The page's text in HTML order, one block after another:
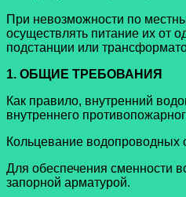
При невозможности по
осуществлять питание их от
подстанции или
1. ОБЩИЕ ТРЕБОВАНИЯ
Как правило, внутренний
внутреннего
Кольцевание водопроводных
Для обеспечения сменности
запорной арматурой.